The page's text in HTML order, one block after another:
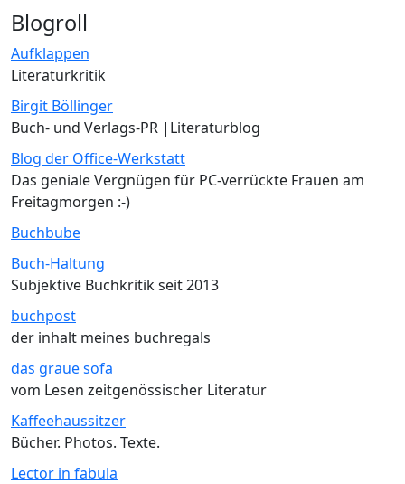
Blogroll
Aufklappen
Literaturkritik
Birgit Böllinger
Buch- und Verlags-PR |Literaturblog
Blog der Office-Werkstatt
Das geniale Vergnügen für PC-verrückte Frauen am
Freitagmorgen :-)
Buchbube
Buch-Haltung
Subjektive Buchkritik seit 2013
buchpost
der inhalt meines buchregals
das graue sofa
vom Lesen zeitgenössischer Literatur
Kaffeehaussitzer
Bücher. Photos. Texte.
Lector in fabula